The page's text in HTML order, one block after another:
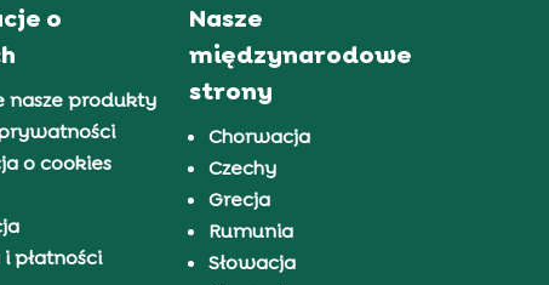
o
nasze produkty
o cookies
płatności
Nasze
międzynarodowe
strony
Chorwacja
Czechy
Grecja
Rumunia
Słowacja